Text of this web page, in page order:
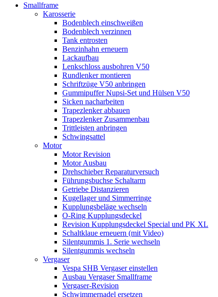
Smallframe
Karosserie
Bodenblech einschweißen
Bodenblech verzinnen
Tank entrosten
Benzinhahn erneuern
Lackaufbau
Lenkschloss ausbohren V50
Rundlenker montieren
Schriftzüge V50 anbringen
Gummipuffer Nupsi-Set und Hülsen V50
Sicken nacharbeiten
Trapezlenker abbauen
Trapezlenker Zusammenbau
Trittleisten anbringen
Schwingsattel
Motor
Motor Revision
Motor Ausbau
Drehschieber Reparaturversuch
Führungsbuchse Schaltarm
Getriebe Distanzieren
Kugellager und Simmerringe
Kupplungsbeläge wechseln
O-Ring Kupplungsdeckel
Revision Kupplungsdeckel Special und PK XL
Schaltklaue erneuern (mit Video)
Silentgummis 1. Serie wechseln
Silentgummis wechseln
Vergaser
Vespa SHB Vergaser einstellen
Ausbau Vergaser Smallframe
Vergaser-Revision
Schwimmernadel ersetzen